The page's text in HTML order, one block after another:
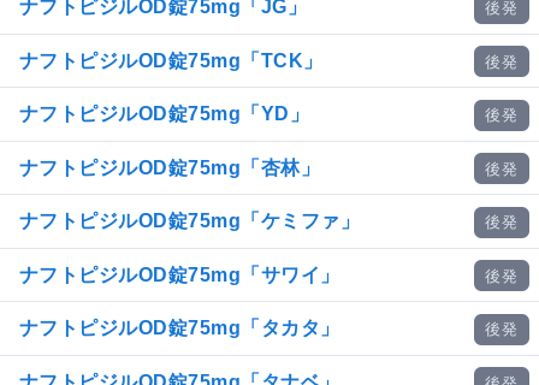
ナフトピジルOD錠75mg「JG」 後発
ナフトピジルOD錠75mg「TCK」 後発
ナフトピジルOD錠75mg「YD」 後発
ナフトピジルOD錠75mg「杏林」 後発
ナフトピジルOD錠75mg「ケミファ」 後発
ナフトピジルOD錠75mg「サワイ」 後発
ナフトピジルOD錠75mg「タカタ」 後発